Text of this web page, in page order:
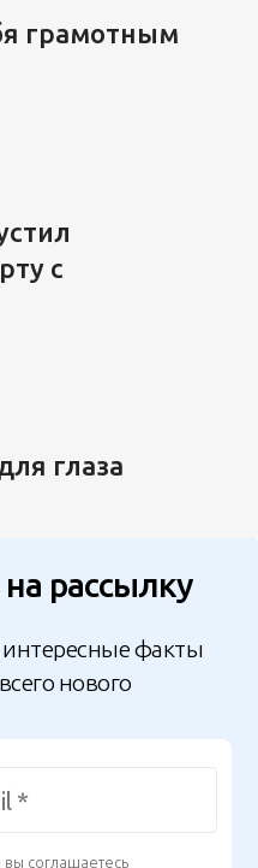
грамотным
с
глаза
рассылку
факты
нового
вы соглашаетесь